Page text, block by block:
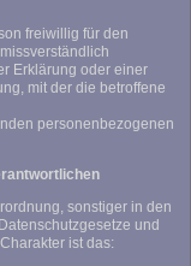
freiwillig für den
Erklärung oder einer
mit der die betroffene
personenbezogenen
sonstiger in den
und
ist das: